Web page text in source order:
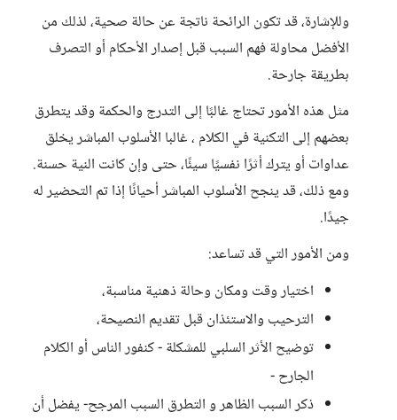
وللإشارة، قد تكون الرائحة ناتجة عن حالة صحية، لذلك من
الأفضل محاولة فهم السبب قبل إصدار الأحكام أو التصرف
بطريقة جارحة.
مثل هذه الأمور تحتاج غالبًا إلى التدرج والحكمة وقد يتطرق
بعضهم إلى التكنية في الكلام ، غالبا الأسلوب المباشر يخلق
عداوات أو يترك أثرًا نفسيًا سيئًا، حتى وإن كانت النية حسنة.
ومع ذلك، قد ينجح الأسلوب المباشر أحيانًا إذا تم التحضير له
جيدًا.
ومن الأمور التي قد تساعد:
اختيار وقت ومكان وحالة ذهنية مناسبة،
الترحيب والاستئذان قبل تقديم النصيحة،
توضيح الأثر السلبي للمشكلة - كنفور الناس أو الكلام
الجارح -
ذكر السبب الظاهر و التطرق السبب المرجح- يفضل أن